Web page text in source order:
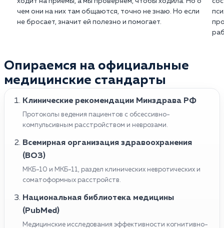
чем они на них там общаются, точно не знаю. Но если
не бросает, значит ей полезно и помогает.
Опираемся на официальные
медицинские стандарты
Клинические рекомендации Минздрава РФ
Протоколы ведения пациентов с обсессивно-
компульсивным расстройством и неврозами.
Всемирная организация здравоохранения
(ВОЗ)
МКБ-10 и МКБ-11, раздел клинических невротических и
соматоформных расстройств.
Национальная библиотека медицины
(PubMed)
Медицинские исследования эффективности когнитивно-